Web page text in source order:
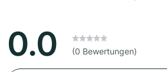
0.0 (0 Bewertungen)